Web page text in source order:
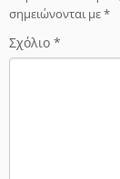
σημειώνονται με*
Σχόλιο *